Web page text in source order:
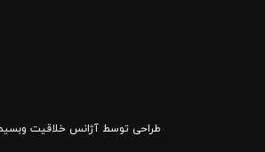
طراحی توسط آژانس خلاقیت